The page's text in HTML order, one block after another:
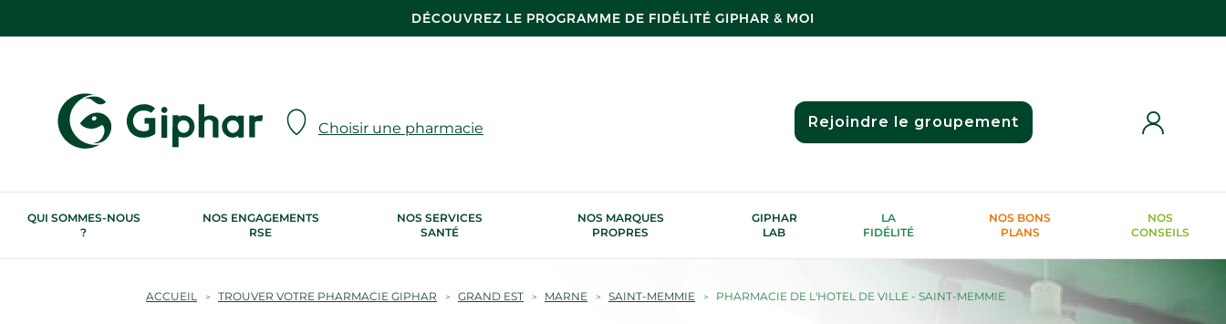
DÉCOUVREZ LE PROGRAMME DE FIDÉLITÉ GIPHAR & MOI
Choisir une pharmacie Rejoindre le groupement
QUI SOMMES-NOUS
?
NOS ENGAGEMENTS
RSE
NOS SERVICES
SANTÉ
NOS MARQUES
PROPRES
GIPHAR
LAB
LA
FIDÉLITÉ
NOS BONS
PLANS
NOS
CONSEILS
ACCUEIL TROUVER VOTRE PHARMACIE GIPHAR GRAND EST MARNE SAINT-MEMMIE PHARMACIE DE L'HOTEL DE VILLE - SAINT-MEMMIE